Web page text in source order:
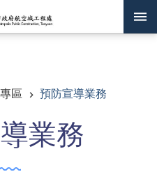
區 預防宣導業務
業務